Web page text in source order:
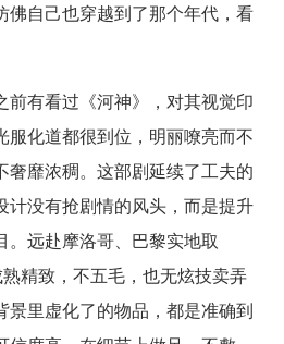
佛自己也穿越到了那个年代，看
前有看过《河神》，对其视觉印
服化道都很到位，明丽嘹亮而不
奢靡浓稠。这部剧延续了工夫的
计没有抢剧情的风头，而是提升
。远赴摩洛哥、巴黎实地取
精致，不五毛，也无炫技卖弄
景里虚化了的物品，都是准确到